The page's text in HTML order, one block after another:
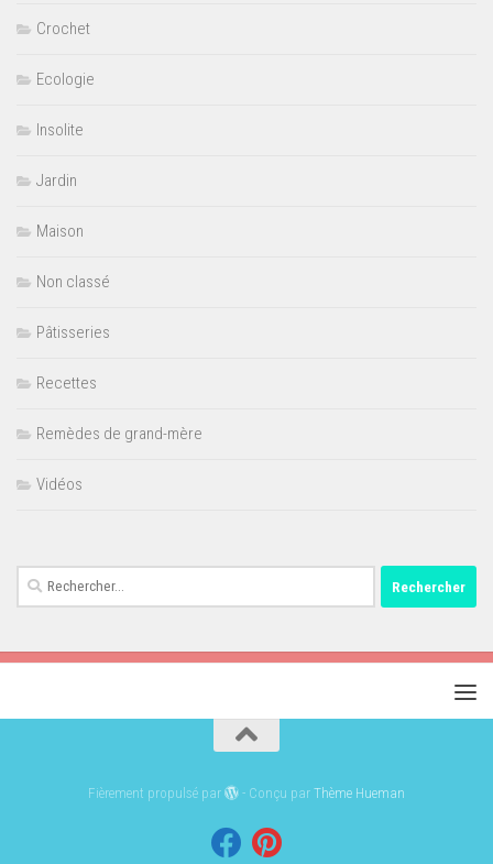
Crochet
Ecologie
Insolite
Jardin
Maison
Non classé
Pâtisseries
Recettes
Remèdes de grand-mère
Vidéos
Rechercher :
Fièrement propulsé par - Conçu parThème Hueman